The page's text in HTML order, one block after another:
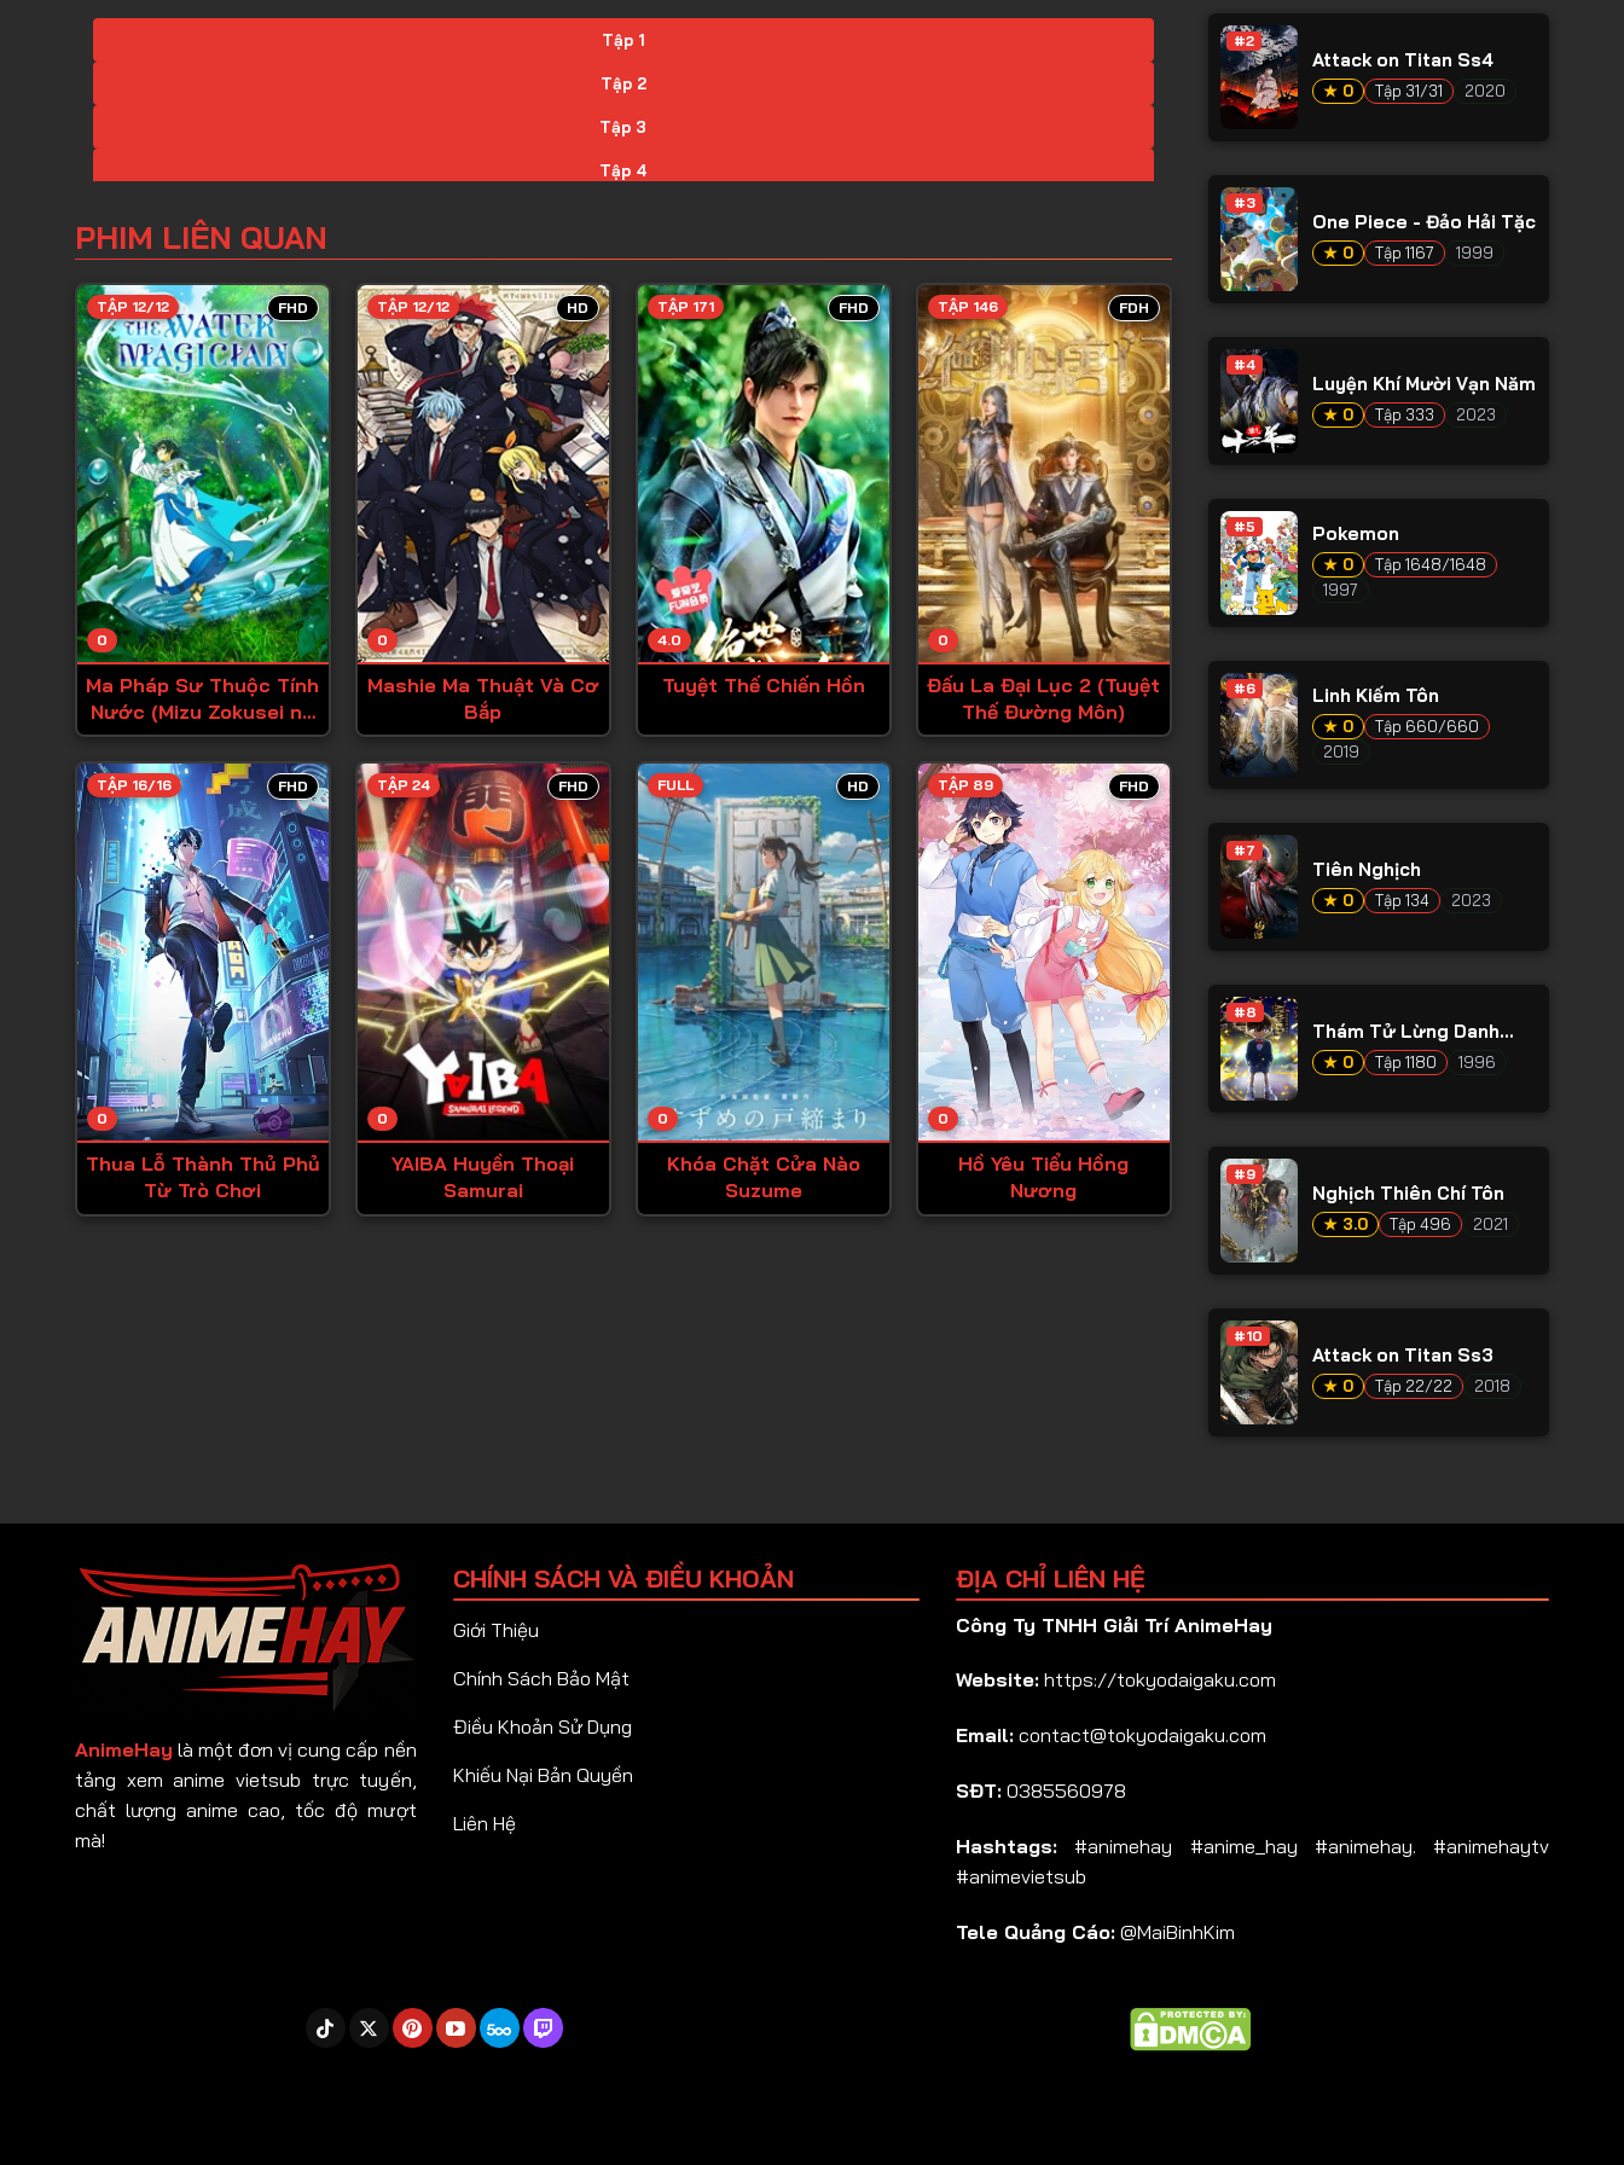
Tập 1
Tập 2
Tập 3
Tập 4
Tập 6
Tập 7
Tập 8
Tập 9
Tập 10
Tập 11
Tập 12
Tập 13
Tập 14
Tập 15
Tập 16
Tập 17
Tập 18
Tập 19
Tập 20
Tập 21
Tập 22
Tập 23
Tập 24
Tập 25
Tập 26
Tập 28
Tập 36
Tập 37
Tập 39
Tập 40
Tập 41
PHIM LIÊN QUAN
FHD
0
TẬP 12/12
Ma Pháp Sư Thuộc Tính
Nước (Mizu Zokusei no
Mahoutsukai)
HD
0
TẬP 12/12
Mashie Ma Thuật Và Cơ
Bắp
FHD
4.0
TẬP 171
Tuyệt Thế Chiến Hồn
FDH
0
TẬP 146
Đấu La Đại Lục 2 (Tuyệt
Thế Đường Môn)
FHD
0
TẬP 16/16
Thua Lỗ Thành Thủ Phủ
Từ Trò Chơi
FHD
0
TẬP 24
YAIBA Huyền Thoại
Samurai
HD
0
FULL
Khóa Chặt Cửa Nào
Suzume
FHD
0
TẬP 89
Hồ Yêu Tiểu Hồng
Nương
#2
Attack on Titan Ss4
★ 0 Tập 31/31 2020
#3
One Piece - Đảo Hải Tặc
★ 0 Tập 1167 1999
#4
Luyện Khí Mười Vạn Năm
★ 0 Tập 333 2023
#5 Pokemon
★ 0
Tập 1648/1648
1997
#6 Linh Kiếm Tôn
★ 0
Tập 660/660
2019
#7
Tiên Nghịch
★ 0 Tập 134 2023
#8
Thám Tử Lừng Danh
Conan
★ 0 Tập 1180 1996
#9
Nghịch Thiên Chí Tôn
★ 3.0 Tập 496 2021
#10
Attack on Titan Ss3
★ 0 Tập 22/22 2018
AnimeHay là một đơn vị cung cấp nền
tảng xem anime vietsub trực tuyến,
chất lượng anime cao, tốc độ mượt
mà!
CHÍNH SÁCH VÀ ĐIỀU KHOẢN
Giới Thiệu
Chính Sách Bảo Mật
Điều Khoản Sử Dụng
Khiếu Nại Bản Quyền
Liên Hệ
ĐỊA CHỈ LIÊN HỆ
Công Ty TNHH Giải Trí AnimeHay
Website: https://tokyodaigaku.com
Email: contact@tokyodaigaku.com
SĐT: 0385560978
Hashtags: #animehay #anime_hay #animehay. #animehaytv
#animevietsub
Tele Quảng Cáo: @MaiBinhKim